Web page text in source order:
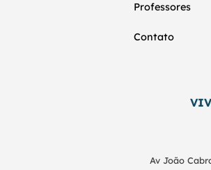
Professores
Contato
Av João